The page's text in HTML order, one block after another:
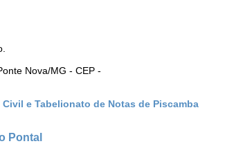
Nova/MG - CEP -
e Tabelionato de Notas de Piscamba
Pontal